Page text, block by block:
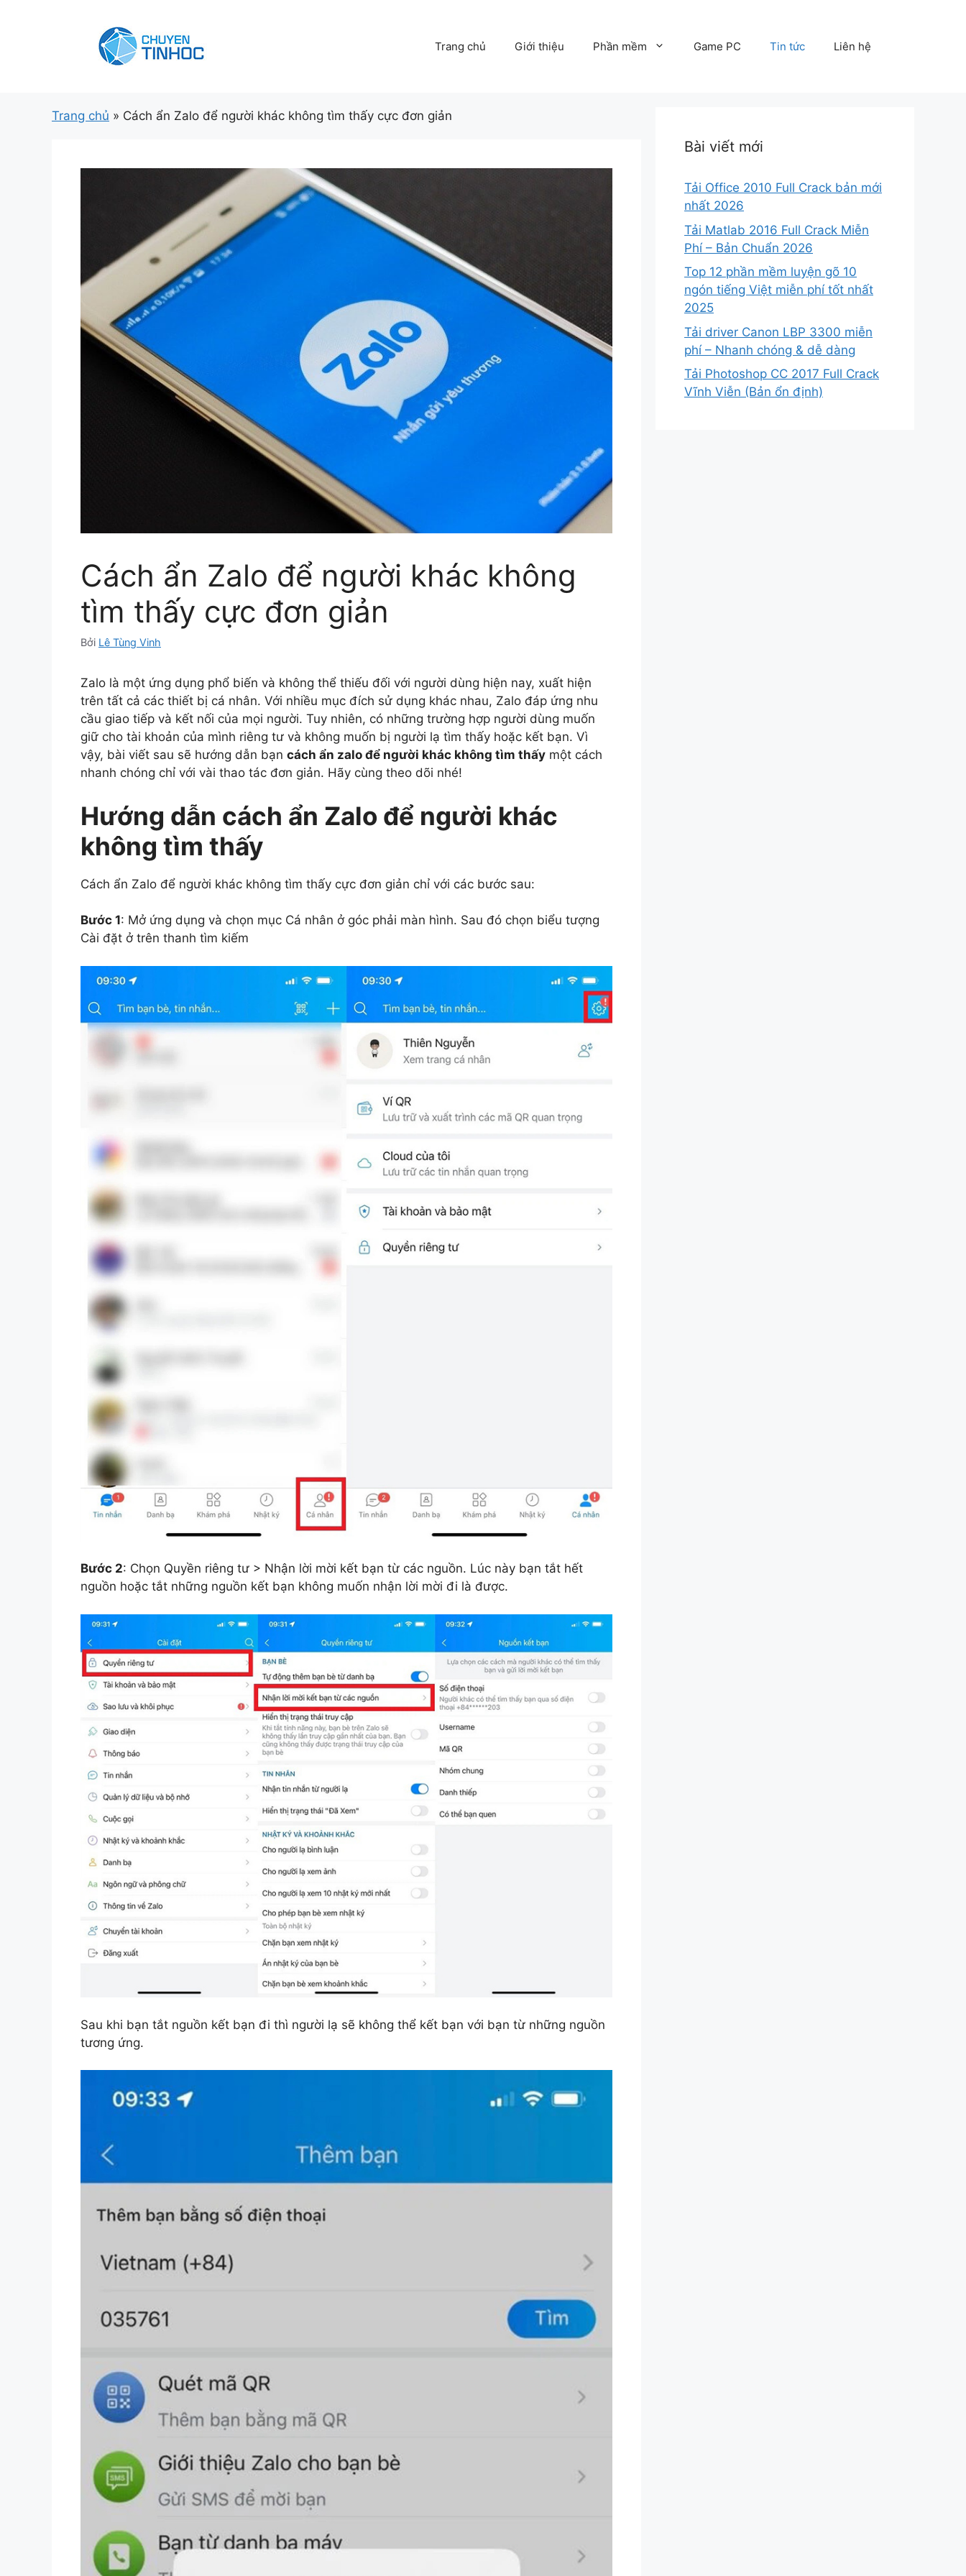
Trang chủ Giới thiệu Phần mềm Game PC Tin tức Liên hệ
Trang chủ » Cách ẩn Zalo để người khác không tìm thấy cực đơn giản
Cách ẩn Zalo để người khác không
tìm thấy cực đơn giản
Bởi Lê Tùng Vinh
Zalo là một ứng dụng phổ biến và không thể thiếu đối với người dùng hiện nay, xuất hiện
trên tất cả các thiết bị cá nhân. Với nhiều mục đích sử dụng khác nhau, Zalo đáp ứng nhu
cầu giao tiếp và kết nối của mọi người. Tuy nhiên, có những trường hợp người dùng muốn
giữ cho tài khoản của mình riêng tư và không muốn bị người lạ tìm thấy hoặc kết bạn. Vì
vậy, bài viết sau sẽ hướng dẫn bạn cách ẩn zalo để người khác không tìm thấy một cách
nhanh chóng chỉ với vài thao tác đơn giản. Hãy cùng theo dõi nhé!
Hướng dẫn cách ẩn Zalo để người khác
không tìm thấy
Cách ẩn Zalo để người khác không tìm thấy cực đơn giản chỉ với các bước sau:
Bước 1: Mở ứng dụng và chọn mục Cá nhân ở góc phải màn hình. Sau đó chọn biểu tượng
Cài đặt ở trên thanh tìm kiếm
Bước 2: Chọn Quyền riêng tư > Nhận lời mời kết bạn từ các nguồn. Lúc này bạn tắt hết
nguồn hoặc tắt những nguồn kết bạn không muốn nhận lời mời đi là được.
Sau khi bạn tắt nguồn kết bạn đi thì người lạ sẽ không thể kết bạn với bạn từ những nguồn
tương ứng.
Bài viết mới
Tải Office 2010 Full Crack bản mới
nhất 2026
Tải Matlab 2016 Full Crack Miễn
Phí – Bản Chuẩn 2026
Top 12 phần mềm luyện gõ 10
ngón tiếng Việt miễn phí tốt nhất
2025
Tải driver Canon LBP 3300 miễn
phí – Nhanh chóng & dễ dàng
Tải Photoshop CC 2017 Full Crack
Vĩnh Viễn (Bản ổn định)